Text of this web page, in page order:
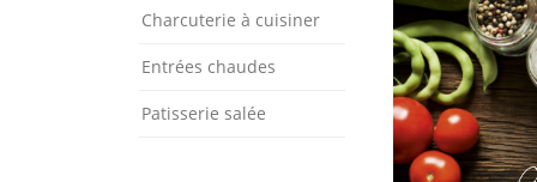
Charcuterie à cuisiner
Entrées chaudes
Patisserie salée